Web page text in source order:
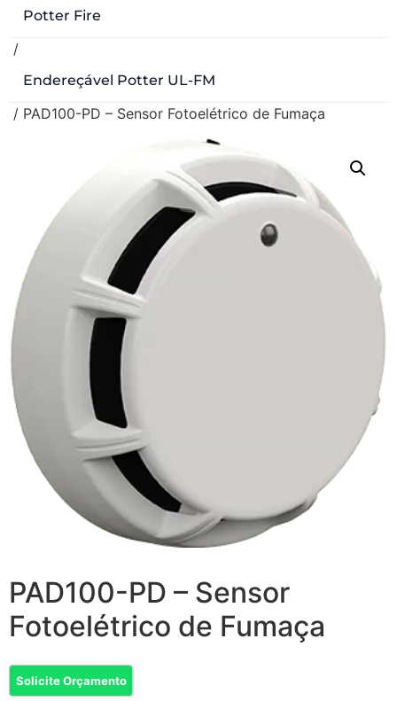
Potter Fire
/
Endereçável Potter UL-FM
/ PAD100-PD – Sensor Fotoelétrico de Fumaça
PAD100-PD – Sensor
Fotoelétrico de Fumaça
Solicite Orçamento